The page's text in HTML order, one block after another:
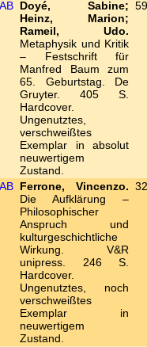
Doyé, Sabine;
Heinz, Marion;
Rameil, Udo.
Metaphysik und Kritik
– Festschrift für
Manfred Baum zum
65. Geburtstag. De
Gruyter. 405 S.
Hardcover.
Ungenutztes,
verschweißtes
Exemplar in absolut
neuwertigem
Zustand.
Ferrone, Vincenzo.
Die Aufklärung –
Philosophischer
Anspruch und
kulturgeschichtliche
Wirkung. V&R
unipress. 246 S.
Hardcover.
Ungenutztes, noch
verschweißtes
Exemplar in
neuwertigem
Zustand.